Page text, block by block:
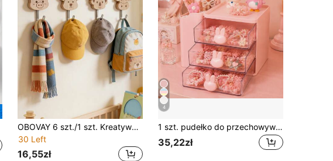
OBOVAY 6 szt./1 szt. Kreatywne drewniane haczyki w kształcie zwierząt, urocze dekoracje, idealne do pokoju dziecięcego, do wieszania kluczy, ubrań, szalików, czapek, plecaków i innych przedmiotów
30 Left
16,55zł
4
1 szt. pudełko do przechowywania akcesoriów do włosów dla dzieci, 3-piętrowy organizer na biurko z wielofunkcyjnymi przegródkami na spinki do włosów, opaski, gumki do włosów i biżuterię, powrót do szkoły
35,22zł